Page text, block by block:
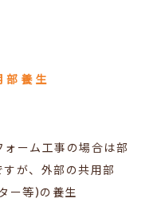
部養生
ーム工事の場合は部
が、外部の共用部
ー等)の養生